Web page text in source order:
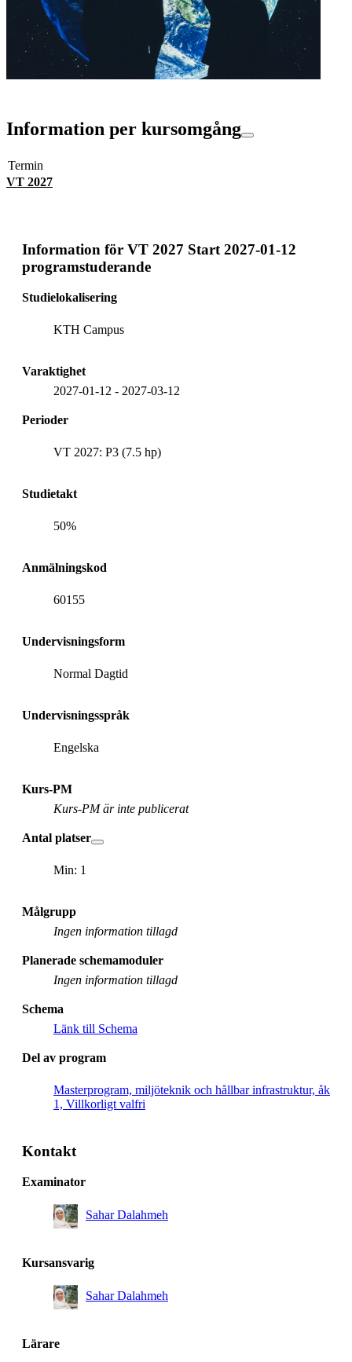
Information per kursomgång
Termin
VT 2027
Information för VT 2027 Start 2027-01-12
programstuderande
Studielokalisering
KTH Campus
Varaktighet
2027-01-12 - 2027-03-12
Perioder
VT 2027: P3 (7.5 hp)
Studietakt
50%
Anmälningskod
60155
Undervisningsform
Normal Dagtid
Undervisningsspråk
Engelska
Kurs-PM
Kurs-PM är inte publicerat
Antal platser
Min: 1
Målgrupp
Ingen information tillagd
Planerade schemamoduler
Ingen information tillagd
Schema
Länk till Schema
Del av program
Masterprogram, miljöteknik och hållbar infrastruktur, åk
1, Villkorligt valfri
Kontakt
Examinator
Sahar Dalahmeh
Kursansvarig
Sahar Dalahmeh
Lärare